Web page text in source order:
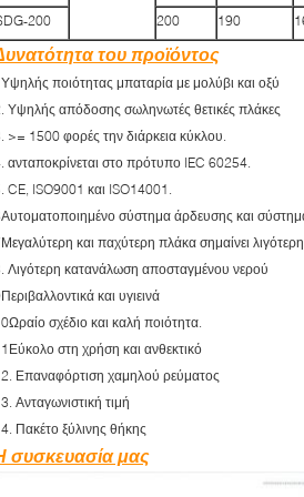
200
200 190
του προϊόντος
ποιότητας μπαταρία με μολύβι και οξύ
Υψηλής απόδοσης σωληνωτές θετικές πλάκες
>= 1500 φορές την διάρκεια κύκλου.
ανταποκρίνεται στο πρότυπο IEC 60254.
CE, ISO9001 και ISO14001.
σύστημα άρδευσης και
και παχύτερη πλάκα σημαίνει
Λιγότερη κατανάλωση αποσταγμένου νερού
και υγιεινά
σχέδιο και καλή ποιότητα.
στη χρήση και ανθεκτικό
Επαναφόρτιση χαμηλού ρεύματος
Ανταγωνιστική τιμή
Πακέτο ξύλινης θήκης
συσκευασία μας